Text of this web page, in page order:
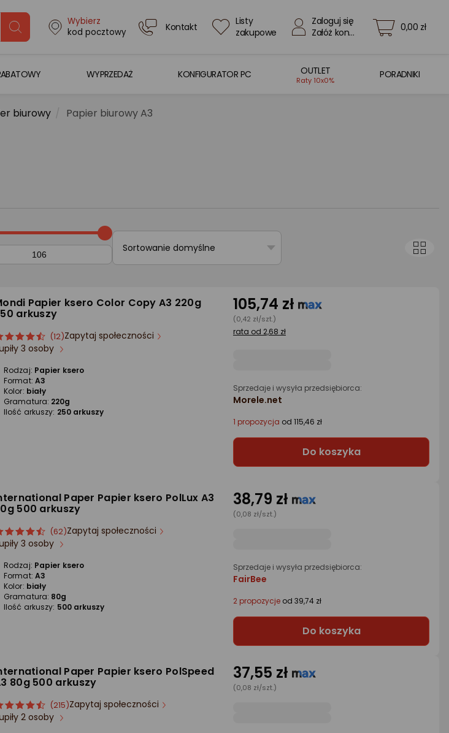
Wybierz
kod pocztowy
Kontakt
Listy
zakupowe
Zaloguj się
Załóż konto
0,00 zł
WYPRZEDAŻ KONFIGURATOR PC OUTLET
Raty 10x0%
PORADNIKI
biurowy Papier biurowy A3
Sortowanie domyślne
Papier ksero Color Copy A3 220g
arkuszy
(12)Zapytaj społeczności
3 osoby
Rodzaj: Papier ksero
Format: A3
Kolor: biały
Gramatura: 220g
Ilość arkuszy: 250 arkuszy
105,74 zł
(0,42 zł/szt.)
rata od 2,68 zł
Sprzedaje i wysyła przedsiębiorca:
Morele.net
1 propozycja od 115,46 zł
Do koszyka
Paper Papier ksero PolLux A3
500 arkuszy
(62)Zapytaj społeczności
3 osoby
Rodzaj: Papier ksero
Format: A3
Kolor: biały
Gramatura: 80g
Ilość arkuszy: 500 arkuszy
38,79 zł
(0,08 zł/szt.)
Sprzedaje i wysyła przedsiębiorca:
FairBee
2 propozycje od 39,74 zł
Do koszyka
Paper Papier ksero PolSpeed
80g 500 arkuszy
(215)Zapytaj społeczności
2 osoby
37,55 zł
(0,08 zł/szt.)